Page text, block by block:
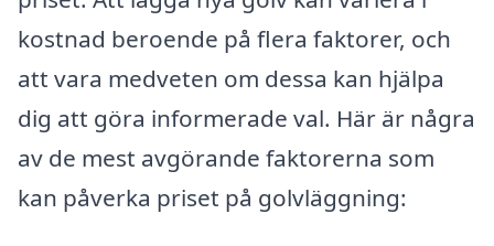
kostnad beroende på flera faktorer, och
att vara medveten om dessa kan hjälpa
dig att göra informerade val. Här är några
av de mest avgörande faktorerna som
kan påverka priset på golvläggning: